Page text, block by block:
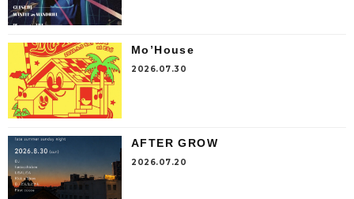
Mo’House
2026.07.30
AFTER GROW
2026.07.20